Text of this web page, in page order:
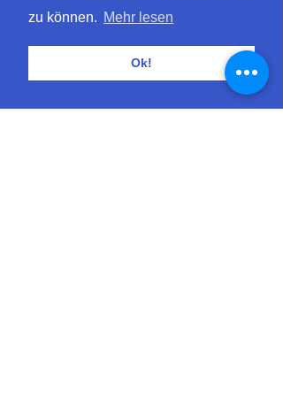
zu können. Mehr lesen
Ok!